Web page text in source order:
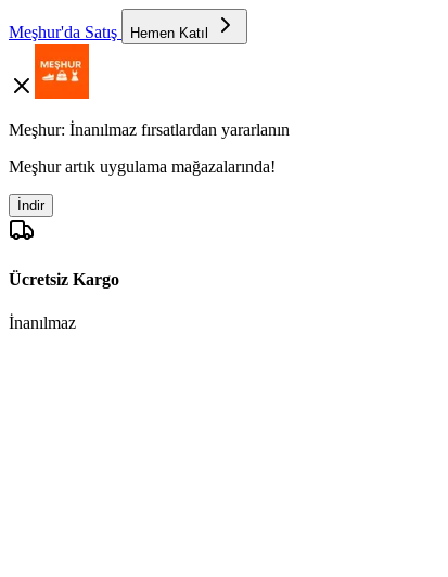
Meşhur'da Satış Hemen Katıl
Meşhur: İnanılmaz fırsatlardan yararlanın
Meşhur artık uygulama mağazalarında!
İndir
Ücretsiz Kargo
İnanılmaz